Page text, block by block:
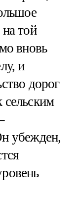
той
вновь
и
дорог
убежден,